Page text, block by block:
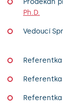
Ph.D.
Vedoucí